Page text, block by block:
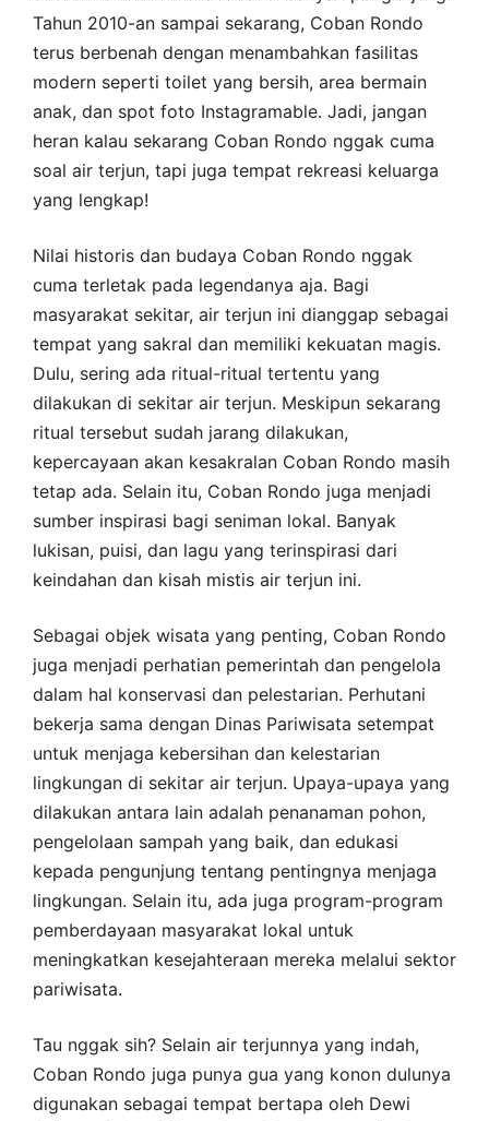
Tahun 2010-an sampai sekarang, Coban Rondo
terus berbenah dengan menambahkan fasilitas
modern seperti toilet yang bersih, area bermain
anak, dan spot foto Instagramable. Jadi, jangan
heran kalau sekarang Coban Rondo nggak cuma
soal air terjun, tapi juga tempat rekreasi keluarga
yang lengkap!
Nilai historis dan budaya Coban Rondo nggak
cuma terletak pada legendanya aja. Bagi
masyarakat sekitar, air terjun ini dianggap sebagai
tempat yang sakral dan memiliki kekuatan magis.
Dulu, sering ada ritual-ritual tertentu yang
dilakukan di sekitar air terjun. Meskipun sekarang
ritual tersebut sudah jarang dilakukan,
kepercayaan akan kesakralan Coban Rondo masih
tetap ada. Selain itu, Coban Rondo juga menjadi
sumber inspirasi bagi seniman lokal. Banyak
lukisan, puisi, dan lagu yang terinspirasi dari
keindahan dan kisah mistis air terjun ini.
Sebagai objek wisata yang penting, Coban Rondo
juga menjadi perhatian pemerintah dan pengelola
dalam hal konservasi dan pelestarian. Perhutani
bekerja sama dengan Dinas Pariwisata setempat
untuk menjaga kebersihan dan kelestarian
lingkungan di sekitar air terjun. Upaya-upaya yang
dilakukan antara lain adalah penanaman pohon,
pengelolaan sampah yang baik, dan edukasi
kepada pengunjung tentang pentingnya menjaga
lingkungan. Selain itu, ada juga program-program
pemberdayaan masyarakat lokal untuk
meningkatkan kesejahteraan mereka melalui sektor
pariwisata.
Tau nggak sih? Selain air terjunnya yang indah,
Coban Rondo juga punya gua yang konon dulunya
digunakan sebagai tempat bertapa oleh Dewi